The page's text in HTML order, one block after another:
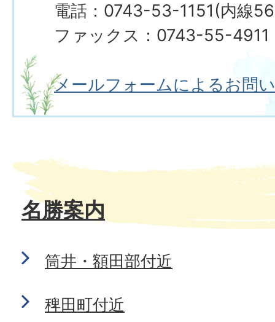
電話：0743-53-1151(内線
ファックス：0743-55-4911
メールフォームによるお問
名勝案内
筒井・額田部付近
稗田町付近